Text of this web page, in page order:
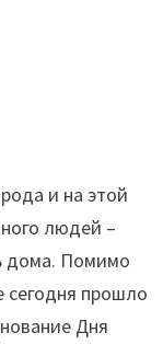
и на этой
людей –
дома. Помимо
сегодня прошло
Дня